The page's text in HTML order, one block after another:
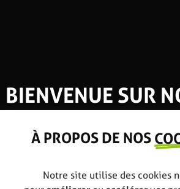
BIENVENUE SUR
À PROPOS DE NOS
Notre site utilise des cookies